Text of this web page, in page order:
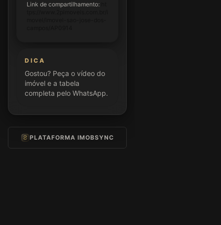
Link de compartilhamento:
DICA
Gostou? Peça o vídeo do
imóvel e a tabela
completa pelo WhatsApp.
PLATAFORMA IMOBSYNC